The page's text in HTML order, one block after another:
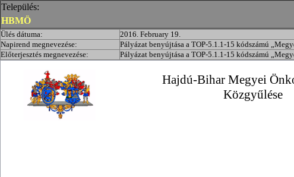
Település:
HBMÖ
Ülés dátuma:
2016. February 19.
Napirend megnevezése:
Pályázat benyújtása a TOP-5.1.1-15 kódszámú
Előterjesztés megnevezése:
Pályázat benyújtása a TOP-5.1.1-15 kódszámú